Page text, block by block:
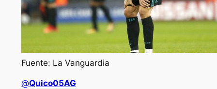
Fuente: La Vanguardia
@Quico05AG